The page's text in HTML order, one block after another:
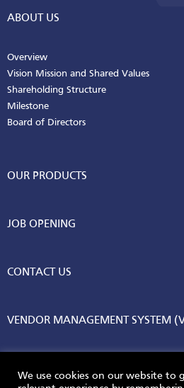
ABOUT US
Overview
Vision Mission and Shared Values
Shareholding Structure
Milestone
Board of Directors
OUR PRODUCTS
JOB OPENING
CONTACT US
VENDOR MANAGEMENT SYSTEM
We use cookies on our website to